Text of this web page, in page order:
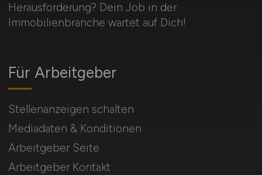
Herausforderung? Dein Job in der
Immobilienbranche wartet auf Dich!
Für Arbeitgeber
Stellenanzeigen schalten
Mediadaten & Konditionen
Arbeitgeber Seite
Arbeitgeber Kontakt